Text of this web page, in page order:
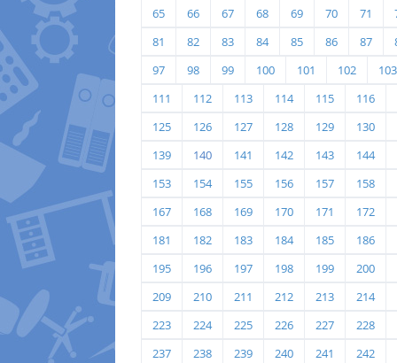
65
66 67 68 69 70 71
81
82 83 84 85 86 87
97
98 99 100 101 102
103
111
112 113 114 115
116
125
126 127 128 129
130
139
140 141 142 143
144
153
154 155 156 157
158
167
168 169 170 171
172
181
182 183 184 185
186
195
196 197 198 199
200
209
210 211 212 213
214
223
224 225 226 227
228
237
238 239 240 241
242